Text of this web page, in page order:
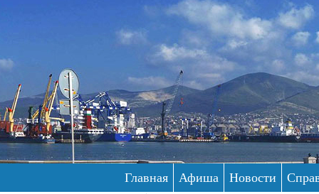
Главная Афиша Новости